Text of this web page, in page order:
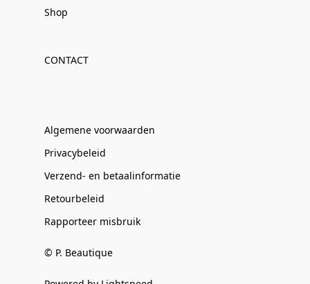
Shop
CONTACT
Algemene voorwaarden
Privacybeleid
Verzend- en betaalinformatie
Retourbeleid
Rapporteer misbruik
© P. Beautique